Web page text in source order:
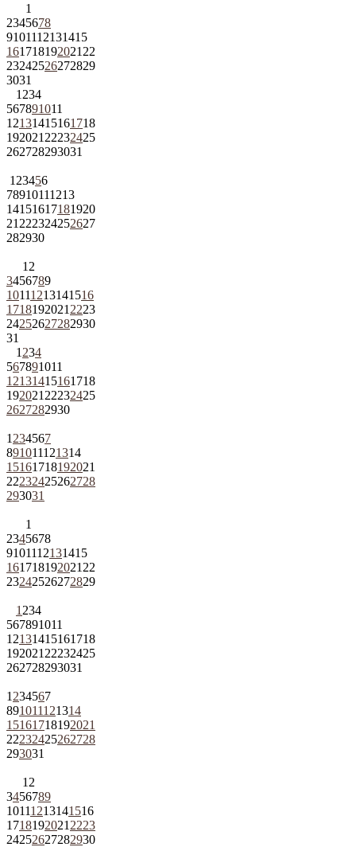
1
2345678
9101112131415
161718192021 22
23242526272829
3031
1 234
567891011
12131415161718
192021 22232425
262728293031
1 23456
78910111213
14151617181920
21 222324252627
282930
1 2
3456789
10111213141516
1718192021 2223
24252627282930
31
1 234
567891011
12131415161718
192021 22232425
2627282930
1 234567
891011121314
15161718192021
22232425262728
293031
1
2345678
9101112131415
161718192021 22
23242526272829
1 234
567891011
12131415161718
192021 22232425
262728293031
1 234567
891011121314
15161718192021
22232425262728
293031
1 2
3456789
10111213141516
1718192021 2223
24252627282930